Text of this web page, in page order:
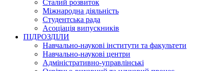
Сталий розвиток
Міжнародна діяльність
Студентська рада
Асоціація випускників
ПІДРОЗДІЛИ
Навчально-наукові інститути та факультети
Навчально-наукові центри
Адміністративно-управлінські